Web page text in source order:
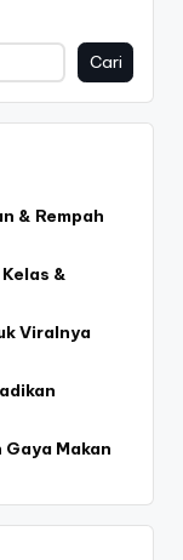
Cari
& Rempah
&
Viralnya
Makan